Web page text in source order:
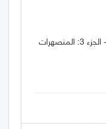
مكثفات التوالي لنظم القدرة - الجزء 3: المنصهرات